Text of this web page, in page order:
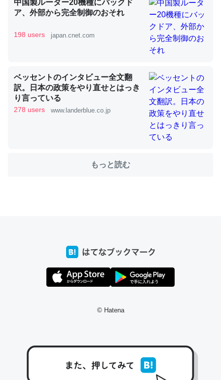
─ニュース :: 【研究発表】昆虫学の大問題＝「昆虫はなぜ海にいな
いのか」に関する新仮説
ウチもEchoを実家に置いて４年。でたまに覗いてる。ぼ
ちぼちRingも置こうかと画策中。あと、Googleマップで
位置情報を共有してる。電池残量や充電中かが分かるので
これ見て生きてるなって分かる。
─たまにLINEするくらいだった遠方の父67歳と僕。ITツール導入で
コミュニケーションが劇的に変化した｜tayorini by LIFULL介護
─たまにLINEするくらいだった遠方の父67歳と僕。ITツール導入で
コミュニケーションが劇的に変化した｜tayorini by LIFULL介護
回線代ほとんどかからないですよ。参考：
https://toyoshi.hatenablog.com/entry/2019/05/15/1805
中国製ルーター20機種にバックド
ア、外部から完全制御のおそれ
198 users japan.cnet.com
ベッセントのインタビュー全文翻
訳。日本の政策をやり直せとはっき
り言っている
278 users www.landerblue.co.jp
もっと読む
© Hatena